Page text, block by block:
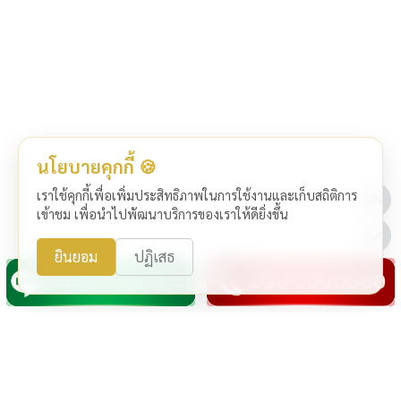
นโยบายคุกกี้ 🍪
เราใช้คุกกี้เพื่อเพิ่มประสิทธิภาพในการใช้งานและเก็บสถิติการ
เข้าชม เพื่อนำไปพัฒนาบริการของเราให้ดียิ่งขึ้น
ยินยอม ปฏิเสธ